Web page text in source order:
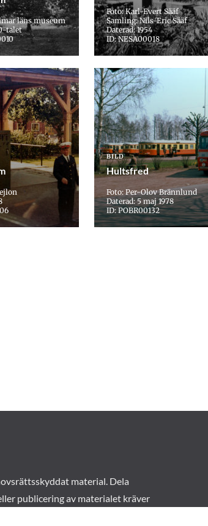
läns museum
talet
Foto: Karl-Evert Sääf
Samling: Nils-Eric Sääf
Daterad: 1954
ID: NESA00018
BILD
Hultsfred
Foto: Per-Olov Brännlund
Daterad: 5 maj 1978
ID: POBR00132
material. Dela
publicering av materialet kräver